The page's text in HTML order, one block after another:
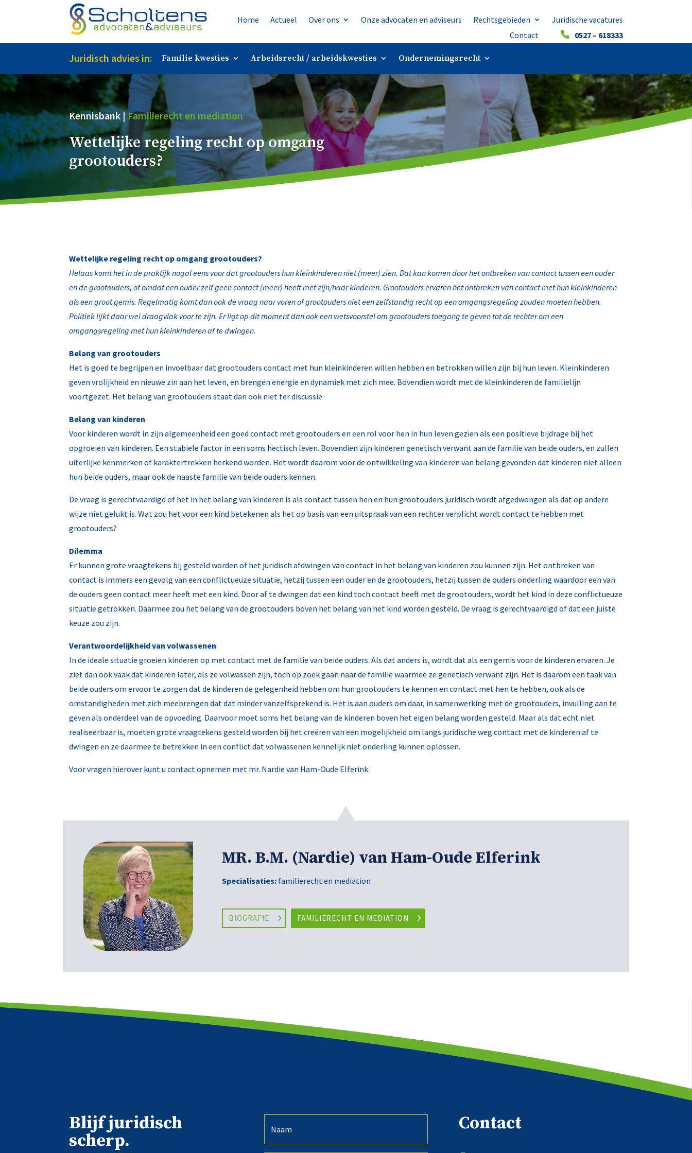
Home Actueel Over ons Onze advocaten en adviseurs Rechtsgebieden
Juridische vacatures
Contact
0527 – 618333
Juridisch advies in: Familie kwesties Arbeidsrecht / arbeidskwesties Ondernemingsrecht
Kennisbank |Familierecht en mediation
Wettelijke regeling recht op omgang
grootouders?
Wettelijke regeling recht op omgang grootouders?
Helaas komt het in de praktijk nogal eens voor dat grootouders hun kleinkinderen niet (meer) zien. Dat kan komen door het ontbreken van contact tussen een ouder
en de grootouders, of omdat een ouder zelf geen contact (meer) heeft met zijn/haar kinderen. Grootouders ervaren het ontbreken van contact met hun kleinkinderen
als een groot gemis. Regelmatig komt dan ook de vraag naar voren of grootouders niet een zelfstandig recht op een omgangsregeling zouden moeten hebben.
Politiek lijkt daar wel draagvlak voor te zijn. Er ligt op dit moment dan ook een wetsvoorstel om grootouders toegang te geven tot de rechter om een
omgangsregeling met hun kleinkinderen af te dwingen.
Belang van grootouders
Het is goed te begrijpen en invoelbaar dat grootouders contact met hun kleinkinderen willen hebben en betrokken willen zijn bij hun leven. Kleinkinderen
geven vrolijkheid en nieuwe zin aan het leven, en brengen energie en dynamiek met zich mee. Bovendien wordt met de kleinkinderen de familielijn
voortgezet. Het belang van grootouders staat dan ook niet ter discussie
Belang van kinderen
Voor kinderen wordt in zijn algemeenheid een goed contact met grootouders en een rol voor hen in hun leven gezien als een positieve bijdrage bij het
opgroeien van kinderen. Een stabiele factor in een soms hectisch leven. Bovendien zijn kinderen genetisch verwant aan de familie van beide ouders, en zullen
uiterlijke kenmerken of karaktertrekken herkend worden. Het wordt daarom voor de ontwikkeling van kinderen van belang gevonden dat kinderen niet alleen
hun beide ouders, maar ook de naaste familie van beide ouders kennen.
De vraag is gerechtvaardigd of het in het belang van kinderen is als contact tussen hen en hun grootouders juridisch wordt afgedwongen als dat op andere
wijze niet gelukt is. Wat zou het voor een kind betekenen als het op basis van een uitspraak van een rechter verplicht wordt contact te hebben met
grootouders?
Dilemma
Er kunnen grote vraagtekens bij gesteld worden of het juridisch afdwingen van contact in het belang van kinderen zou kunnen zijn. Het ontbreken van
contact is immers een gevolg van een conflictueuze situatie, hetzij tussen een ouder en de grootouders, hetzij tussen de ouders onderling waardoor een van
de ouders geen contact meer heeft met een kind. Door af te dwingen dat een kind toch contact heeft met de grootouders, wordt het kind in deze conflictueuze
situatie getrokken. Daarmee zou het belang van de grootouders boven het belang van het kind worden gesteld. De vraag is gerechtvaardigd of dat een juiste
keuze zou zijn.
Verantwoordelijkheid van volwassenen
In de ideale situatie groeien kinderen op met contact met de familie van beide ouders. Als dat anders is, wordt dat als een gemis voor de kinderen ervaren. Je
ziet dan ook vaak dat kinderen later, als ze volwassen zijn, toch op zoek gaan naar de familie waarmee ze genetisch verwant zijn. Het is daarom een taak van
beide ouders om ervoor te zorgen dat de kinderen de gelegenheid hebben om hun grootouders te kennen en contact met hen te hebben, ook als de
omstandigheden met zich meebrengen dat dat minder vanzelfsprekend is. Het is aan ouders om daar, in samenwerking met de grootouders, invulling aan te
geven als onderdeel van de opvoeding. Daarvoor moet soms het belang van de kinderen boven het eigen belang worden gesteld. Maar als dat echt niet
realiseerbaar is, moeten grote vraagtekens gesteld worden bij het creëren van een mogelijkheid om langs juridische weg contact met de kinderen af te
dwingen en ze daarmee te betrekken in een conflict dat volwassenen kennelijk niet onderling kunnen oplossen.
Voor vragen hierover kunt u contact opnemen met mr. Nardie van Ham-Oude Elferink.
MR. B.M. (Nardie) van Ham-Oude Elferink
Specialisaties: familierecht en mediation
BIOGRAFIE FAMILIERECHT EN MEDIATION
Blijf juridisch
scherp.
Contact